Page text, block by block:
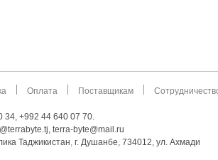
Оплата Поставщикам
34, +992 44 640 07 70.
terra-byte@mail.ru
Таджикистан, г. Душанбе, 734012, ул. Ахмади